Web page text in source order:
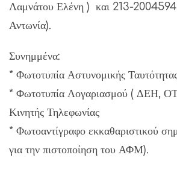
Λαμνάτου Ελένη ) και 213-2004594
Αντωνία).
Συνημμένα:
* Φωτοτυπία Αστυνομικής
* Φωτοτυπία Λογαριασμού ( ΔΕΗ,
Κινητής Τηλεφωνίας
* Φωτοαντίγραφο εκκαθαριστικού
για την πιστοποίηση του ΑΦΜ).